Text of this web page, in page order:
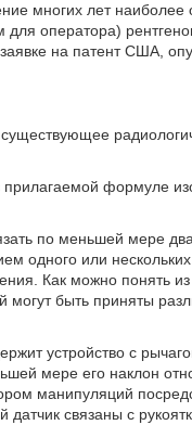
многих лет
оператора)
на патент США,
прилагаемой формуле
по меньшей мере два
одного или
Как можно понять
быть приняты
устройство с
мере его наклон
манипуляций
связаны с